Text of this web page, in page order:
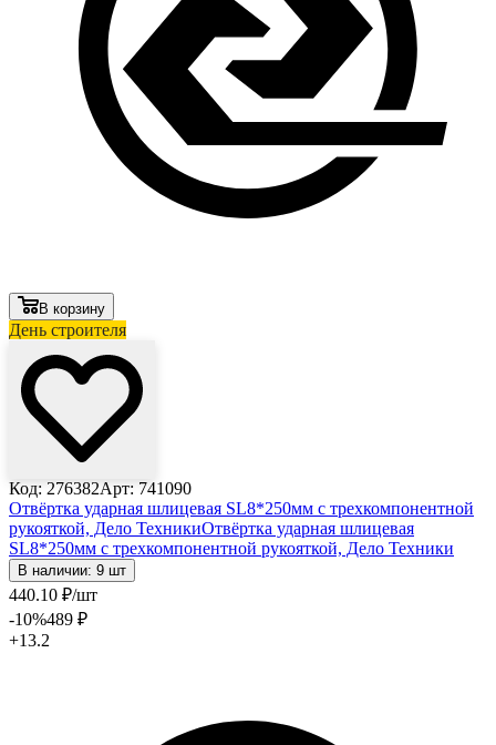
В корзину
День строителя
Код: 276382Арт: 741090
Отвёртка ударная шлицевая SL8*250мм с трехкомпонентной
рукояткой, Дело ТехникиОтвёртка ударная шлицевая
SL8*250мм с трехкомпонентной рукояткой, Дело Техники
В наличии: 9 шт
440.10 ₽/шт
-10%489 ₽
+13.2